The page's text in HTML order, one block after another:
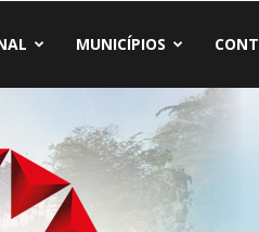
MUNICÍPIOS